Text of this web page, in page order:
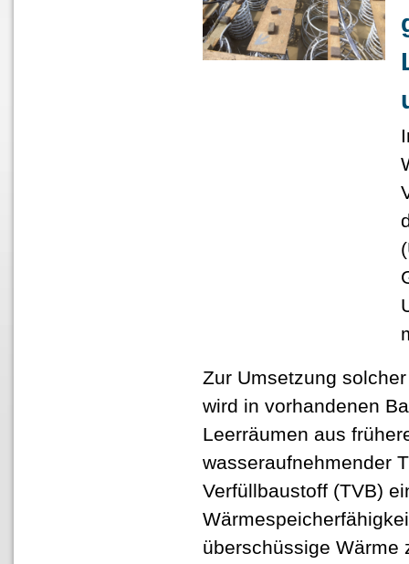
Zur Umsetzung
wird in vorhandenen
Leerräumen aus
wasseraufnehmender
Verfüllbaustoff (TVB)
überschüssige Wärme